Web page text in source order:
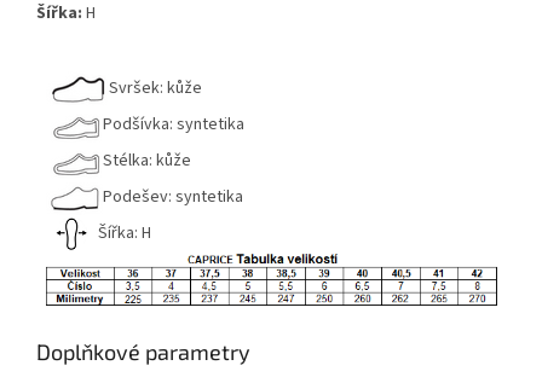
Šířka: H
Svršek: kůže
Podšívka: syntetika
Stélka: kůže
Podešev: syntetika
Šířka: H
Doplňkové parametry